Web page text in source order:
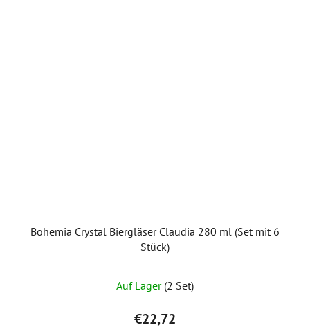
Bohemia Crystal Biergläser Claudia 280 ml (Set mit 6
Stück)
Auf Lager (2 Set)
€22,72